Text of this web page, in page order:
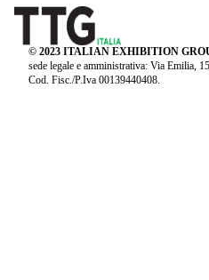
© 2023 ITALIAN EXHIBITION
sede legale e amministrativa: Via Emilia,
Cod. Fisc./P.Iva 00139440408.